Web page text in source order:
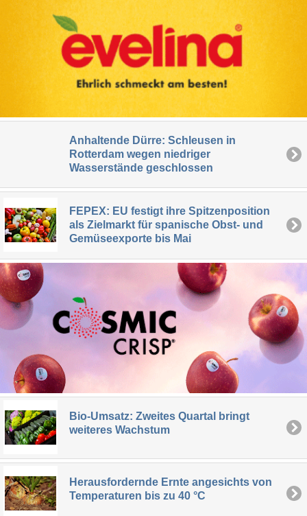
Anhaltende Dürre: Schleusen in
Rotterdam wegen niedriger
Wasserstände geschlossen
FEPEX: EU festigt ihre Spitzenposition
als Zielmarkt für spanische Obst- und
Gemüseexporte bis Mai
Bio-Umsatz: Zweites Quartal bringt
weiteres Wachstum
Herausfordernde Ernte angesichts von
Temperaturen bis zu 40 °C